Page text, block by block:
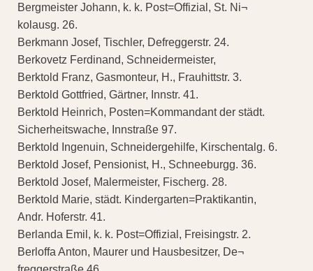
Bergmeister Johann, k. k. Post=Offizial, St. Ni¬
kolausg. 26.
Berkmann Josef, Tischler, Defreggerstr. 24.
Berkovetz Ferdinand, Schneidermeister,
Berktold Franz, Gasmonteur, H., Frauhittstr. 3.
Berktold Gottfried, Gärtner, Innstr. 41.
Berktold Heinrich, Posten=Kommandant der städt.
Sicherheitswache, Innstraße 97.
Berktold Ingenuin, Schneidergehilfe, Kirschentalg. 6.
Berktold Josef, Pensionist, H., Schneeburgg. 36.
Berktold Josef, Malermeister, Fischerg. 28.
Berktold Marie, städt. Kindergarten=Praktikantin,
Andr. Hoferstr. 41.
Berlanda Emil, k. k. Post=Offizial, Freisingstr. 2.
Berloffa Anton, Maurer und Hausbesitzer, De¬